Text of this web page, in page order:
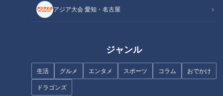
アジア大会 愛知・名古屋
ジャンル
生活 グルメ エンタメ スポーツ コラム おでかけ
ドラゴンズ
この記事の画像を見る